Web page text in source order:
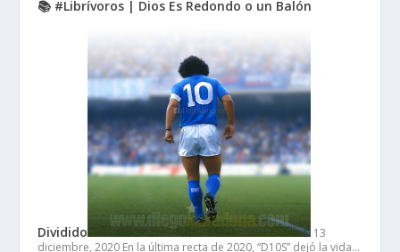
📚 #Librívoros | Dios Es Redondo o un Balón
Dividido
13
diciembre, 2020 En la última recta de 2020, “D10S” dejó la vida…